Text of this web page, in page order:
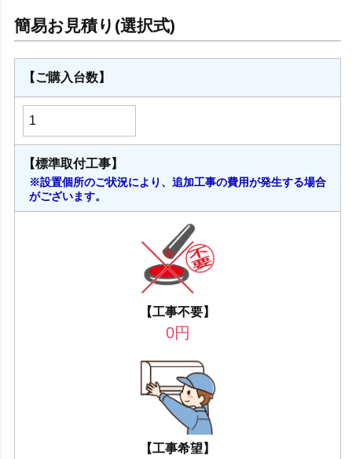
【ご購入台数】
【標準取付工事】
※設置個所のご状況により、追加工事の費用が発生する場合
がございます。
【工事不要】
0円
【工事希望】